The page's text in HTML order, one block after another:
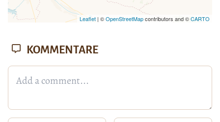
Leaflet| ©OpenStreetMapcontributors and ©CARTO
KOMMENTARE